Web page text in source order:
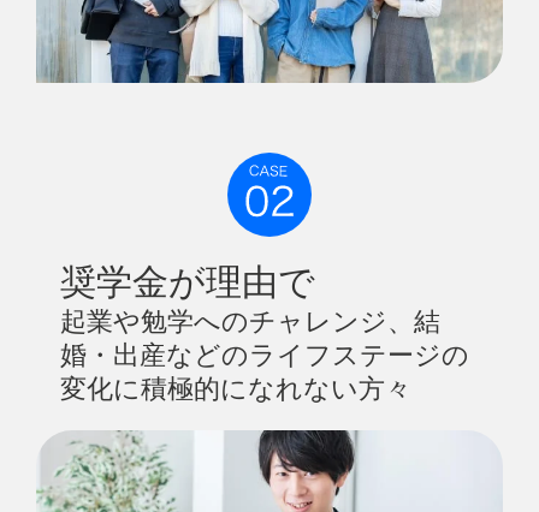
奨学金が理由で
起業や勉学へのチャレンジ、結
婚・出産などのライフステージの
変化に積極的になれない方々